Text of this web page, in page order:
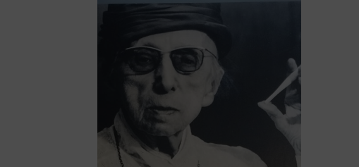
Kategorie